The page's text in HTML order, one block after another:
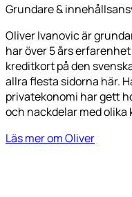
Grundare &
Oliver Ivanovic är
har över 5 års
kreditkort på den
allra flesta sidorna här.
privatekonomi har gett
och nackdelar med olika
Läs mer om Oliver